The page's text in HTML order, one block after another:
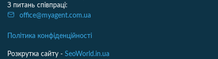
З питань співпраці:
office@myagent.com.ua
Політика конфіденційності
Розкрутка сайту - SeoWorld.in.ua